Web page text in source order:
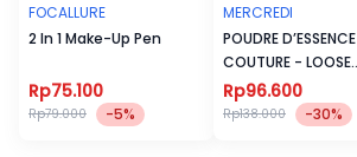
FOCALLURE
2 In 1 Make-Up Pen
Rp75.100
Rp79.000 -5%
MERCREDI
POUDRE D’ESSENCE
COUTURE - LOOSE
POWDER PDC
Rp96.600
Rp138.000 -30%